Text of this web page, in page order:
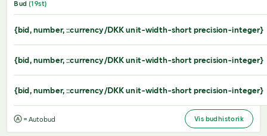
Bud (19st)
{bid, number, ::currency/DKK unit-width-short precision-integer}
{bid, number, ::currency/DKK unit-width-short precision-integer}
{bid, number, ::currency/DKK unit-width-short precision-integer}
= Autobud Vis budhistorik